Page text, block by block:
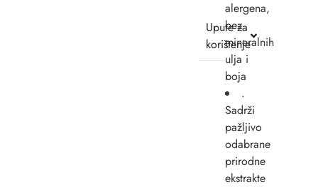
Upute za
korištenje
alergena,
bez
mineralnih
ulja i
boja
.
Sadrži
pažljivo
odabrane
prirodne
ekstrakte